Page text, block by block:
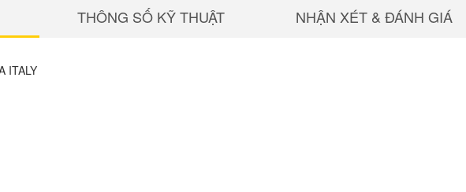
THÔNG SỐ KỸ THUẬT NHẬN XÉT & ĐÁNH GIÁ
ITALY